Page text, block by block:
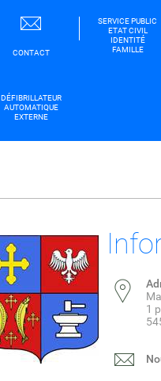
CONTACT
SERVICE PUBLIC
ETAT CIVIL
IDENTITÉ
FAMILLE
DÉFIBRILLATEUR
AUTOMATIQUE
EXTERNE
1